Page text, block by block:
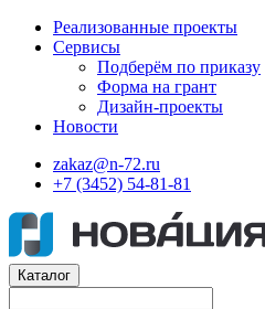
Реализованные проекты
Сервисы
Подберём по приказу
Форма на грант
Дизайн-проекты
Новости
zakaz@n-72.ru
+7 (3452) 54-81-81
Каталог